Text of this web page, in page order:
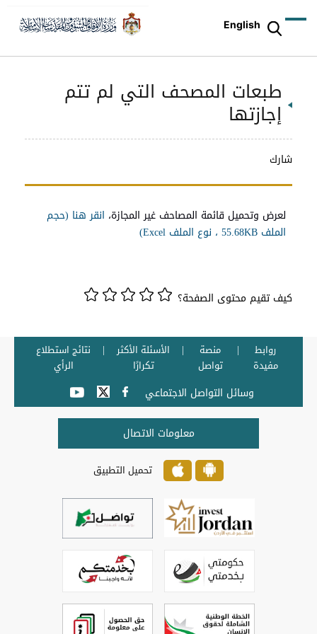
English
طبعات المصحف التي لم تتم
إجازتها
شارك
لعرض وتحميل قائمة المصاحف غير المجازة، انقر هنا (حجم
الملف 55.68KB ، نوع الملف Excel)
كيف تقيم محتوى الصفحة؟
روابط
مفيدة
منصة
تواصل
الأسئلة الأكثر
تكرارًا
نتائج استطلاع
الرأي
وسائل التواصل الاجتماعي
معلومات الاتصال
تحميل التطبيق